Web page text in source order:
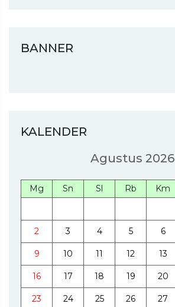
BANNER
KALENDER
Agustus 2026
Mg Sn Sl Rb Km
2 3 4 5 6
9 10 11 12 13
16 17 18 19 20
23 24 25 26 27